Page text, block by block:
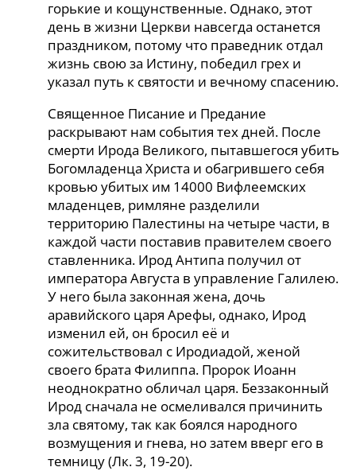
горькие и кощунственные. Однако, этот
день в жизни Церкви навсегда останется
праздником, потому что праведник отдал
жизнь свою за Истину, победил грех и
указал путь к святости и вечному спасению.
Священное Писание и Предание
раскрывают нам события тех дней. После
смерти Ирода Великого, пытавшегося убить
Богомладенца Христа и обагрившего себя
кровью убитых им 14000 Вифлеемских
младенцев, римляне разделили
территорию Палестины на четыре части, в
каждой части поставив правителем своего
ставленника. Ирод Антипа получил от
императора Августа в управление Галилею.
У него была законная жена, дочь
аравийского царя Арефы, однако, Ирод
изменил ей, он бросил её и
сожительствовал с Иродиадой, женой
своего брата Филиппа. Пророк Иоанн
неоднократно обличал царя. Беззаконный
Ирод сначала не осмеливался причинить
зла святому, так как боялся народного
возмущения и гнева, но затем вверг его в
темницу (Лк. 3, 19-20).